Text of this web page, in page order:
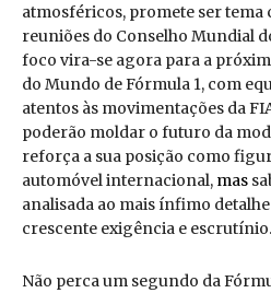
atmosféricos, promete ser
reuniões do Conselho Mundial
foco vira-se agora para a
do Mundo de Fórmula 1, com
atentos às movimentações da
poderão moldar o futuro da
reforça a sua posição como
automóvel internacional, mas
analisada ao mais ínfimo
crescente exigência e escrutínio.
Não perca um segundo da